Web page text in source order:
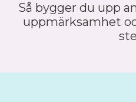
Så bygger du upp
uppmärksamhet